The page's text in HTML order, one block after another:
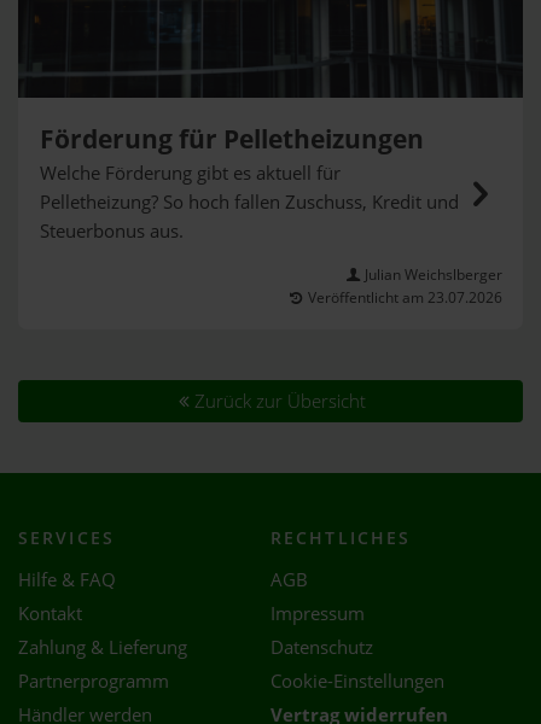
Förderung für Pelletheizungen
Welche Förderung gibt es aktuell für
Pelletheizung? So hoch fallen Zuschuss, Kredit und
Steuerbonus aus.
Julian Weichslberger
Veröffentlicht am 23.07.2026
Zurück zur Übersicht
SERVICES
Hilfe & FAQ
Kontakt
Zahlung & Lieferung
Partnerprogramm
Händler werden
RECHTLICHES
AGB
Impressum
Datenschutz
Cookie-Einstellungen
Vertrag widerrufen